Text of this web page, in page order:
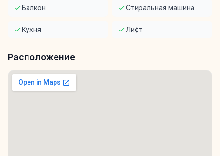
Балкон Стиральная машина
Кухня Лифт
Расположение